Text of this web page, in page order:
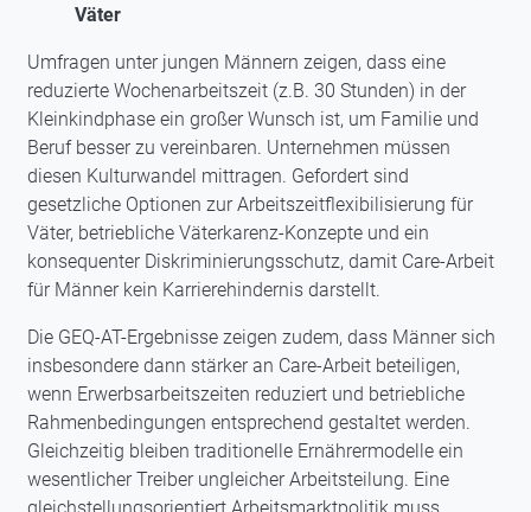
Väter
Umfragen unter jungen Männern zeigen, dass eine
reduzierte Wochenarbeitszeit (z.B. 30 Stunden) in der
Kleinkindphase ein großer Wunsch ist, um Familie und
Beruf besser zu vereinbaren. Unternehmen müssen
diesen Kulturwandel mittragen. Gefordert sind
gesetzliche Optionen zur Arbeitszeitflexibilisierung für
Väter, betriebliche Väterkarenz-Konzepte und ein
konsequenter Diskriminierungsschutz, damit Care-Arbeit
für Männer kein Karrierehindernis darstellt.
Die GEQ-AT-Ergebnisse zeigen zudem, dass Männer sich
insbesondere dann stärker an Care-Arbeit beteiligen,
wenn Erwerbsarbeitszeiten reduziert und betriebliche
Rahmenbedingungen entsprechend gestaltet werden.
Gleichzeitig bleiben traditionelle Ernährermodelle ein
wesentlicher Treiber ungleicher Arbeitsteilung. Eine